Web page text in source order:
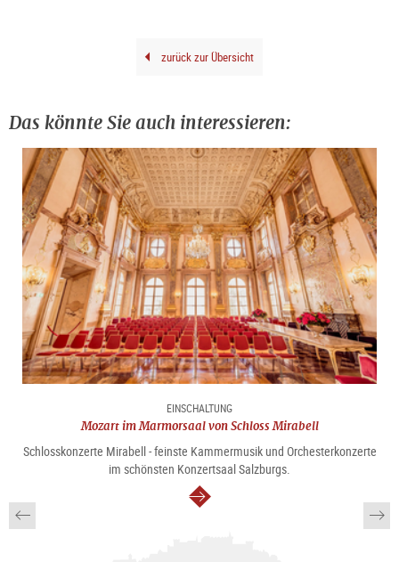
zurück zur Übersicht
Das könnte Sie auch interessieren:
EINSCHALTUNG
Mozart im Marmorsaal von Schloss Mirabell
Schlosskonzerte Mirabell - feinste Kammermusik und Orchesterkonzerte
im schönsten Konzertsaal Salzburgs.
weiter